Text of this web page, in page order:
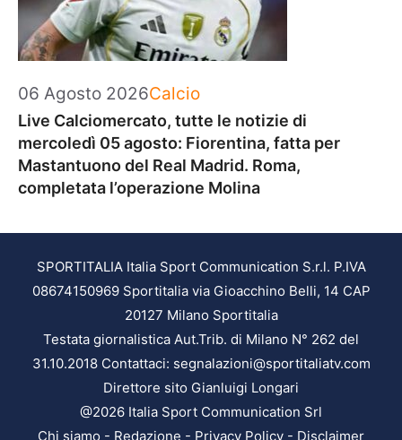
06 Agosto 2026Categorie
Calcio
Live Calciomercato, tutte le notizie di
mercoledì 05 agosto: Fiorentina, fatta per
Mastantuono del Real Madrid. Roma,
completata l’operazione Molina
SPORTITALIA Italia Sport Communication S.r.l. P.IVA
08674150969 Sportitalia via Gioacchino Belli, 14 CAP
20127 Milano Sportitalia
Testata giornalistica Aut.Trib. di Milano N° 262 del
31.10.2018 Contattaci: segnalazioni@sportitaliatv.com
Direttore sito Gianluigi Longari
@2026 Italia Sport Communication Srl
Chi siamo - Redazione - Privacy Policy - Disclaimer